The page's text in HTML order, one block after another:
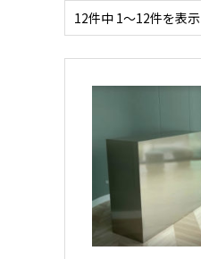
12件中 1〜12件を表示